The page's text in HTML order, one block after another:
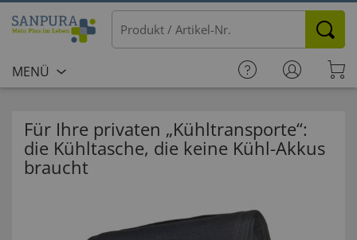
MENÜ
Für Ihre privaten „Kühltransporte“:
die Kühltasche, die keine Kühl-Akkus
braucht